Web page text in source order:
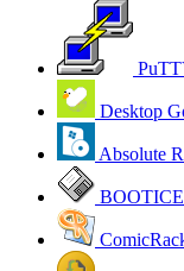
Desktop
Absolute
BOOTICE